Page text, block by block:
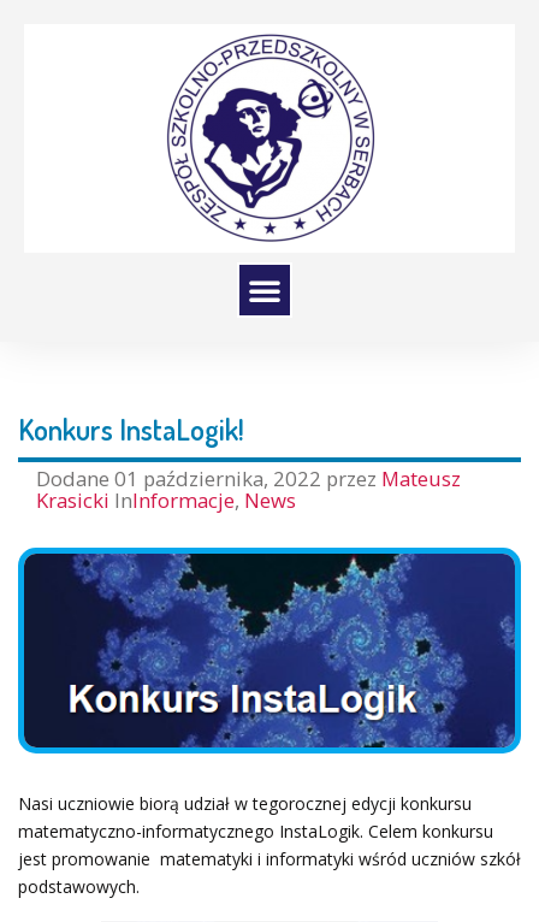
Konkurs InstaLogik!
Dodane 01 października, 2022 przez Mateusz
Krasicki InInformacje, News
Nasi uczniowie biorą udział w tegorocznej edycji konkursu
matematyczno-informatycznego InstaLogik. Celem konkursu
jest promowanie matematyki i informatyki wśród uczniów szkół
podstawowych.